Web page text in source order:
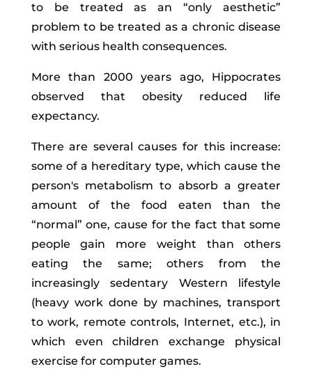
to be treated as an “only aesthetic”
problem to be treated as a chronic disease
with serious health consequences.
More than 2000 years ago, Hippocrates
observed that obesity reduced life
expectancy.
There are several causes for this increase:
some of a hereditary type, which cause the
person's metabolism to absorb a greater
amount of the food eaten than the
“normal” one, cause for the fact that some
people gain more weight than others
eating the same; others from the
increasingly sedentary Western lifestyle
(heavy work done by machines, transport
to work, remote controls, Internet, etc.), in
which even children exchange physical
exercise for computer games.